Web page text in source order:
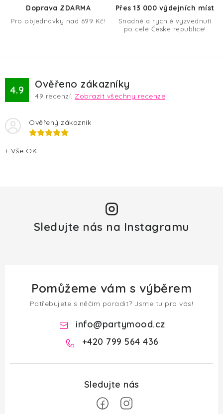
v
p
u
Doprava ZDARMA
Pro objednávky nad 699 Kč!
Přes 13 000 výdejních míst
Snadné a rychlé vyzvednutí
po celé České republice!
4.9 Ověřeno zákazníky
49 recenzí. Zobrazit všechny recenze
Ověřený zákazník
+ Vše OK
Sledujte nás na Instagramu
Pomůžeme vám s výběrem
Potřebujete s něčím poradit? Jsme tu pro vás!
info@partymood.cz
+420 799 564 436